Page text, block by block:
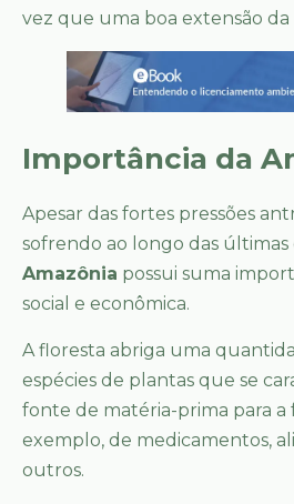
vez que uma boa extensão da
Importância da
Apesar das fortes pressões
sofrendo ao longo das últimas
Amazônia possui suma
social e econômica.
A floresta abriga uma
espécies de plantas que se
fonte de matéria-prima para a
exemplo, de medicamentos,
outros.